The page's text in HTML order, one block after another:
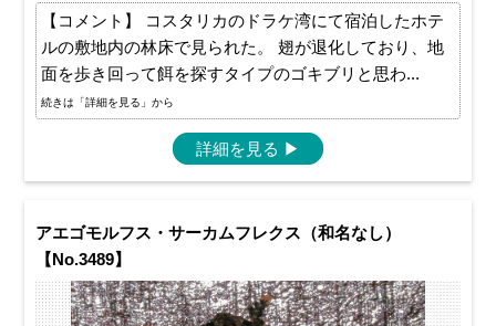
【コメント】 コスタリカのドラケ湾にて宿泊したホテ
ルの敷地内の林床で見られた。 翅が退化しており、地
面を歩き回って餌を探すタイプのゴキブリと思わ...
続きは「詳細を見る」から
詳細を見る ▶
アエゴモルフス・サーカムフレクス（和名なし）
【No.3489】